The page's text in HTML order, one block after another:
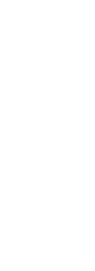
Malik
میری آخری دعا
جان بن جاتی